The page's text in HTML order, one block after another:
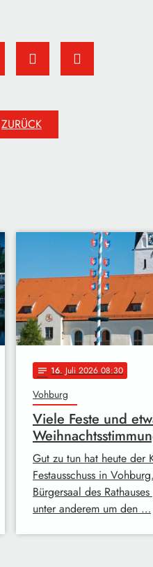
ZURÜCK
notes 16. Juli 2026 08:30
Vohburg
Viele Feste und
Gut zu tun hat heute der
Festausschuss in
Bürgersaal des
unter anderem um den …